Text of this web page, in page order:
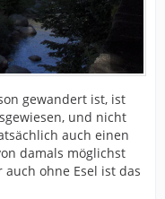
gewandert ist, ist
und nicht
auch einen
damals möglichst
ohne Esel ist das